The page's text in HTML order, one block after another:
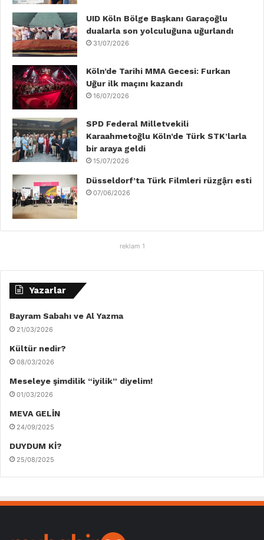
o
k
r
I
n
e
r
a
UID Köln Bölge Başkanı Garaçoğlu
dualarla son yolculuğuna uğurlandı
31/07/2026
Köln’de Tarihi MMA Gecesi: Furkan
Uğur ilk maçını kazandı
16/07/2026
SPD Federal Milletvekili
Karaahmetoğlu Köln’de Türk STK’larla
bir araya geldi
15/07/2026
Düsseldorf’ta Türk Filmleri rüzgậrı esti
07/06/2026
reklam 1
Yazarlar
Bayram Sabahı ve Al Yazma
21/03/2026
Kültür nedir?
08/03/2026
Meseleye şimdilik “iyilik” diyelim!
01/03/2026
MEVA GELİN
24/09/2025
DUYDUM Kİ?
25/08/2025